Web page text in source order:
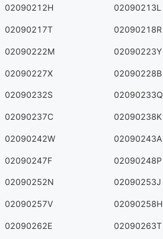
02090212H 02090213L
02090217T 02090218R
02090222M 02090223Y
02090227X 02090228B
02090232S 02090233Q
02090237C 02090238K
02090242W 02090243A
02090247F 02090248P
02090252N 02090253J
02090257V 02090258H
02090262E 02090263T